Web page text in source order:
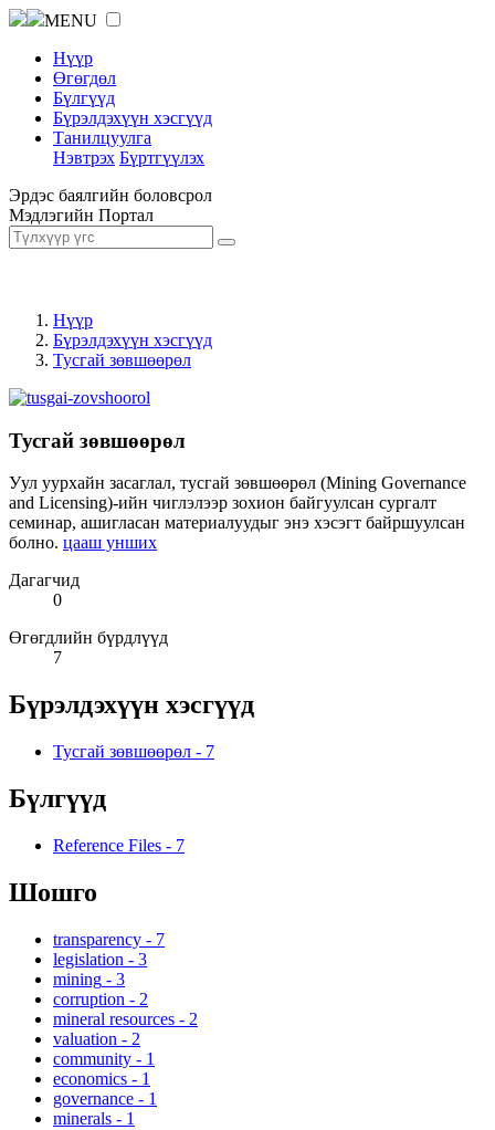
MENU
Нүүр
Өгөгдөл
Бүлгүүд
Бүрэлдэхүүн хэсгүүд
Танилцуулга
Нэвтрэх Бүртгүүлэх
Эрдэс баялгийн боловсрол
Мэдлэгийн Портал
Нүүр
Бүрэлдэхүүн хэсгүүд
Тусгай зөвшөөрөл
Тусгай зөвшөөрөл
Уул уурхайн засаглал, тусгай зөвшөөрөл (Mining Governance
and Licensing)-ийн чиглэлээр зохион байгуулсан сургалт
семинар, ашигласан материалуудыг энэ хэсэгт байршуулсан
болно. цааш унших
Дагагчид
0
Өгөгдлийн бүрдлүүд
7
Бүрэлдэхүүн хэсгүүд
Тусгай зөвшөөрөл - 7
Бүлгүүд
Reference Files - 7
Шошго
transparency - 7
legislation - 3
mining - 3
corruption - 2
mineral resources - 2
valuation - 2
community - 1
economics - 1
governance - 1
minerals - 1